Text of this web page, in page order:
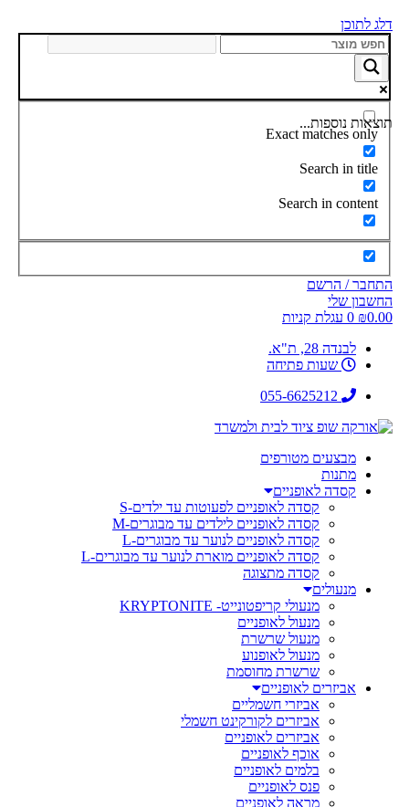
דלג לתוכן
תוצאות נוספות...
Exact matches only
Search in title
Search in content
התחבר / הרשם
החשבון שלי
₪0.00
0 עגלת קניות
לבנדה 28, ת"א.
שעות פתיחה
055-6625212
מבצעים מטורפים
מתנות
קסדה לאופניים
קסדה לאופניים לפעוטות עד ילדים-S
קסדה לאופניים לילדים עד מבוגרים-M
קסדה לאופניים לנוער עד מבוגרים-L
קסדה לאופניים מוארת לנוער עד מבוגרים-L
קסדה מתצוגה
מנעולים
מנעולי קריפטונייט- KRYPTONITE
מנעול לאופניים
מנעול שרשרת
מנעול לאופנוע
שרשרת מחוסמת
אביזרים לאופניים
אביזרי חשמליים
אביזרים לקורקינט חשמלי
אביזרים לאופניים
אוכף לאופניים
בלמים לאופניים
פנס לאופניים
מראה לאופניים